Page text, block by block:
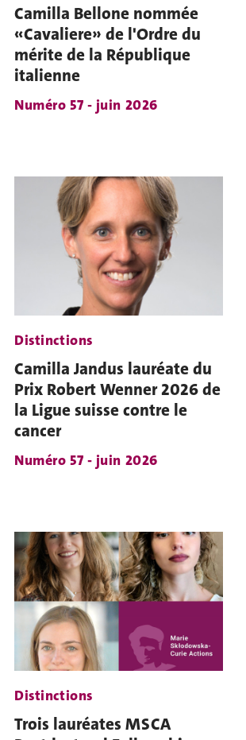
Camilla Bellone nommée
«Cavaliere» de l'Ordre du
mérite de la République
italienne
Numéro 57 - juin 2026
Distinctions
Camilla Jandus lauréate du
Prix Robert Wenner 2026 de
la Ligue suisse contre le
cancer
Numéro 57 - juin 2026
Distinctions
Trois lauréates MSCA